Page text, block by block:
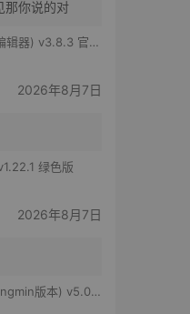
那你说的对
) v3.8.3 官方版
2026年8月7日
绿色版
2026年8月7日
版本) v5.0.14